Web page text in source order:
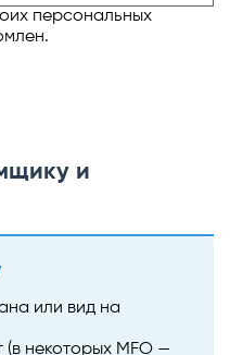
персональных
и
или вид на
(в некоторых MFO —